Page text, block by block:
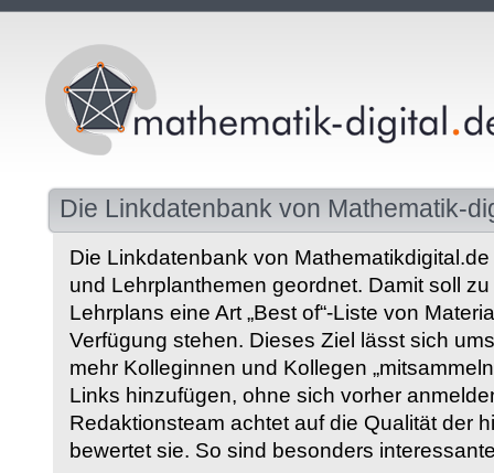
Die Linkdatenbank von Mathematik-
Die Linkdatenbank von
und Lehrplanthemen geordnet. Damit soll
Lehrplans eine Art „Best of“-Liste von
Verfügung stehen. Dieses Ziel lässt sich
mehr Kolleginnen und Kollegen
Links hinzufügen, ohne sich vorher
Redaktionsteam achtet auf die Qualität der
bewertet sie. So sind besonders